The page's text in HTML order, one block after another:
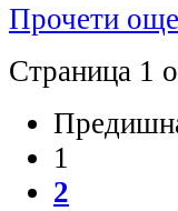
Прочети
Страница 1
1
2